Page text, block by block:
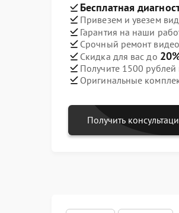
Бесплатная
Привезем и увезем
Гарантия на наши
Срочный ремонт
Скидка для вас до
Получите 1500
Оригинальные
Получить